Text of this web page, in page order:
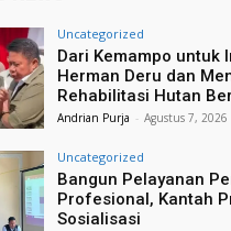
Uncategorized
Dari Kemampo untuk
Herman Deru dan
Rehabilitasi Hutan
Andrian Purja - Agustus 7, 2026
Uncategorized
Bangun Pelayanan
Profesional, Kantah
Sosialisasi